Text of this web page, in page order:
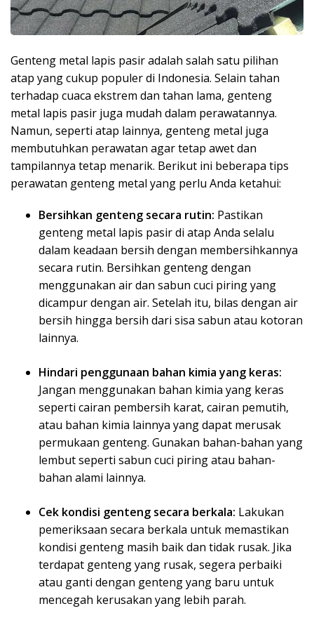
Genteng metal lapis pasir adalah salah satu pilihan
atap yang cukup populer di Indonesia. Selain tahan
terhadap cuaca ekstrem dan tahan lama, genteng
metal lapis pasir juga mudah dalam perawatannya.
Namun, seperti atap lainnya, genteng metal juga
membutuhkan perawatan agar tetap awet dan
tampilannya tetap menarik. Berikut ini beberapa tips
perawatan genteng metal yang perlu Anda ketahui:
Bersihkan genteng secara rutin: Pastikan
genteng metal lapis pasir di atap Anda selalu
dalam keadaan bersih dengan membersihkannya
secara rutin. Bersihkan genteng dengan
menggunakan air dan sabun cuci piring yang
dicampur dengan air. Setelah itu, bilas dengan air
bersih hingga bersih dari sisa sabun atau kotoran
lainnya.
Hindari penggunaan bahan kimia yang keras:
Jangan menggunakan bahan kimia yang keras
seperti cairan pembersih karat, cairan pemutih,
atau bahan kimia lainnya yang dapat merusak
permukaan genteng. Gunakan bahan-bahan yang
lembut seperti sabun cuci piring atau bahan-
bahan alami lainnya.
Cek kondisi genteng secara berkala: Lakukan
pemeriksaan secara berkala untuk memastikan
kondisi genteng masih baik dan tidak rusak. Jika
terdapat genteng yang rusak, segera perbaiki
atau ganti dengan genteng yang baru untuk
mencegah kerusakan yang lebih parah.